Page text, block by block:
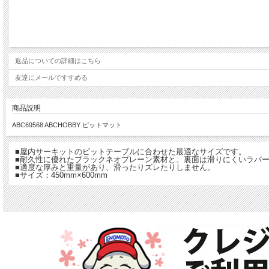
返品についての詳細はこちら
友達にメールですすめる
商品説明
ABC69568 ABCHOBBY ピットマット
■屋内サーキットのピットテーブルに合わせた最適なサイズです。
■耐久性に優れたブラックネオプレーン素材と、裏面は滑りにくいラバ
■適度な厚みと重量があり、滑ったりズレたりしません。
■サイズ：450mm×600mm